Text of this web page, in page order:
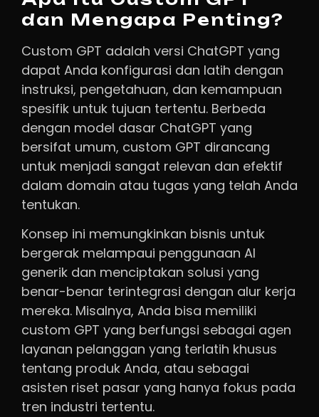
dan Mengapa Penting?
Custom GPT adalah versi ChatGPT yang
dapat Anda konfigurasi dan latih dengan
instruksi, pengetahuan, dan kemampuan
spesifik untuk tujuan tertentu. Berbeda
dengan model dasar ChatGPT yang
bersifat umum, custom GPT dirancang
untuk menjadi sangat relevan dan efektif
dalam domain atau tugas yang telah Anda
tentukan.
Konsep ini memungkinkan bisnis untuk
bergerak melampaui penggunaan AI
generik dan menciptakan solusi yang
benar-benar terintegrasi dengan alur kerja
mereka. Misalnya, Anda bisa memiliki
custom GPT yang berfungsi sebagai agen
layanan pelanggan yang terlatih khusus
tentang produk Anda, atau sebagai
asisten riset pasar yang hanya fokus pada
tren industri tertentu.